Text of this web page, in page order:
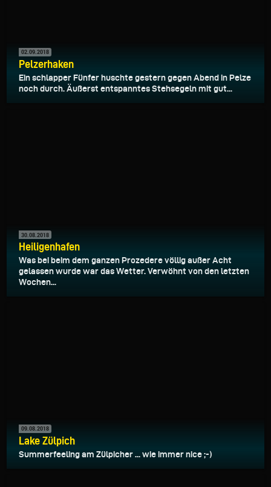
02.09.2018
Pelzerhaken
Ein schlapper Fünfer huschte gestern gegen Abend in Pelze
noch durch. Äußerst entspanntes Stehsegeln mit gut...
30.08.2018
Heiligenhafen
Was bei beim dem ganzen Prozedere völlig außer Acht
gelassen wurde war das Wetter. Verwöhnt von den letzten
Wochen...
09.08.2018
Lake Zülpich
Summerfeeling am Zülpicher ... wie immer nice ;-)